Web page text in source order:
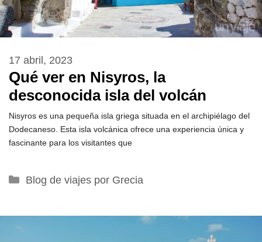
Qué ver en Nisyros, la
desconocida isla del volcán
17 abril, 2023
Nisyros es una pequeña isla griega situada en el archipiélago del
Dodecaneso. Esta isla volcánica ofrece una experiencia única y
fascinante para los visitantes que
Categorías
Blog de viajes por Grecia